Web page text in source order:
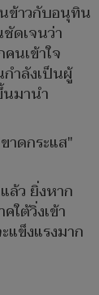
นข้าวกับอนุทิน
ดเจนว่า
นเข้าใจ
กำลังเป็นผู้
มานำ
าดกระแส"
ล้ว ยิ่งหาก
ใต้วิ่งเข้า
แข็งแรงมาก